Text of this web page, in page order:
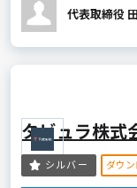
代表取締役
タビュラ株式
シルバー ダウ